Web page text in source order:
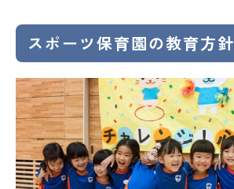
スポーツ保育園の教育方針